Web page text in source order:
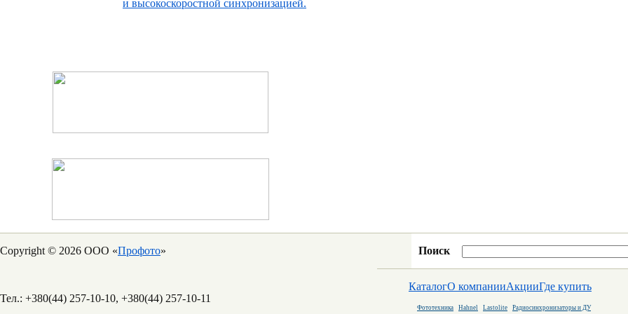
и высокоскоростной синхронизацией.
Copyright © 2026 ООО «Профото»
Тел.: +380(44) 257-10-10, +380(44) 257-10-11
Поиск
КаталогО компанииАкцииГде купить
Фототехника Hahnel Lastolite Радиосинхронизаторы и ДУ